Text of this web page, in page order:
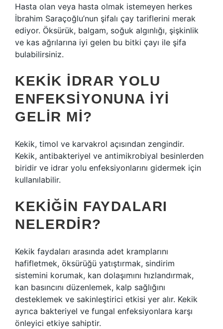
Hasta olan veya hasta olmak istemeyen herkes
İbrahim Saraçoğlu’nun şifalı çay tariflerini merak
ediyor. Öksürük, balgam, soğuk algınlığı, şişkinlik
ve kas ağrılarına iyi gelen bu bitki çayı ile şifa
bulabilirsiniz.
KEKIK IDRAR YOLU
ENFEKSIYONUNA IYI
GELIR MI?
Kekik, timol ve karvakrol açısından zengindir.
Kekik, antibakteriyel ve antimikrobiyal besinlerden
biridir ve idrar yolu enfeksiyonlarını gidermek için
kullanılabilir.
KEKIĞIN FAYDALARI
NELERDIR?
Kekik faydaları arasında adet kramplarını
hafifletmek, öksürüğü yatıştırmak, sindirim
sistemini korumak, kan dolaşımını hızlandırmak,
kan basıncını düzenlemek, kalp sağlığını
desteklemek ve sakinleştirici etkisi yer alır. Kekik
ayrıca bakteriyel ve fungal enfeksiyonlara karşı
önleyici etkiye sahiptir.